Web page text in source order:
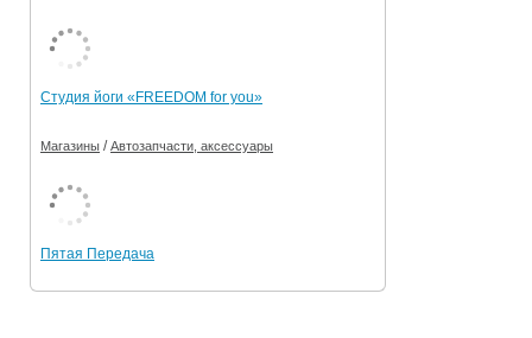
Студия йоги «FREEDOM for you»
Магазины /Автозапчасти, аксессуары
Пятая Передача